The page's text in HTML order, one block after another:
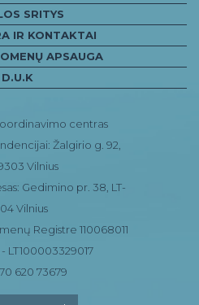
SRITYS
IR KONTAKTAI
APSAUGA
D.U.K
centras
Žalgirio g. 92,
Vilnius
Gedimino pr. 38, LT-
Vilnius
Registre 110068011
LT100003329017
620 73679